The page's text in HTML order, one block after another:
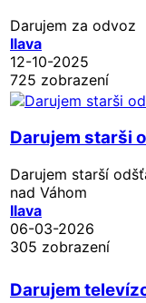
Darujem za odvoz
Ilava
12-10-2025
725 zobrazení
Darujem starši
Darujem starší
nad Váhom
Ilava
06-03-2026
305 zobrazení
Darujem